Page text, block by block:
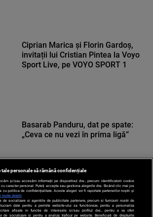
Ciprian Marica și Florin Gardoș,
invitații lui Cristian Pintea la Voyo
Sport Live, pe VOYO SPORT 1
Basarab Panduru, dat pe spate:
„Ceva ce nu vezi în prima ligă”
tale personale să rămână confidențiale
și/sau accesăm informații pe dispozitivul dvs., precum identificatorii cookie
cu caracter personal. Puteți accepta sau gestiona alegerile dvs. făcând clic mai jos
cu politica de confidențialitate. Aceste alegeri vor fi raportate partenerilor noștri și
multe detalii
de socializare si agentiile de publicitate partenere, precum si furnizorii nostri de
date pentru a permite website-ului sa functioneze, pentru a personaliza
afisate in functie de interesele si/sau profilul dvs., pentru a va oferi
de socializare si pentru a analiza traficul pe website. Beneficiati de drepturile